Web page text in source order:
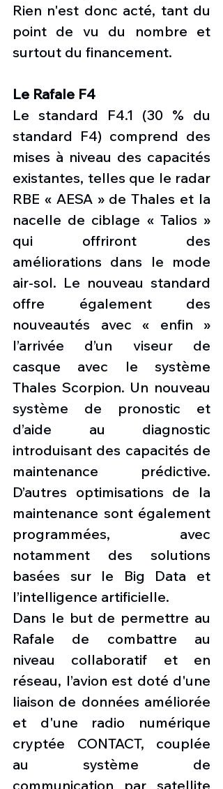
Rien n'est donc acté, tant du
point de vu du nombre et
surtout du financement.
Le Rafale F4
Le standard F4.1 (30 % du
standard F4) comprend des
mises à niveau des capacités
existantes, telles que le radar
RBE « AESA » de Thales et la
nacelle de ciblage « Talios »
qui offriront des
améliorations dans le mode
air-sol. Le nouveau standard
offre également des
nouveautés avec « enfin »
l’arrivée d’un viseur de
casque avec le système
Thales Scorpion. Un nouveau
système de pronostic et
d’aide au diagnostic
introduisant des capacités de
maintenance prédictive.
D’autres optimisations de la
maintenance sont également
programmées, avec
notamment des solutions
basées sur le Big Data et
l’intelligence artificielle.
Dans le but de permettre au
Rafale de combattre au
niveau collaboratif et en
réseau, l’avion est doté d'une
liaison de données améliorée
et d'une radio numérique
cryptée CONTACT, couplée
au système de
communication par satellite